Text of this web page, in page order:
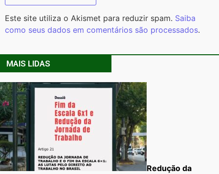
Este site utiliza o Akismet para reduzir spam. Saiba
como seus dados em comentários são processados.
MAIS LIDAS
Redução da